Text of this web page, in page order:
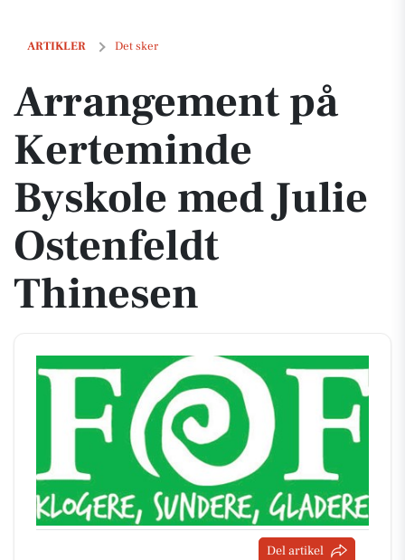
ARTIKLER Det sker
Arrangement på Kerteminde Byskole med Julie Ostenfeldt Thinesen
Arrangement på
Kerteminde
Byskole med Julie
Ostenfeldt
Thinesen
Del artikel